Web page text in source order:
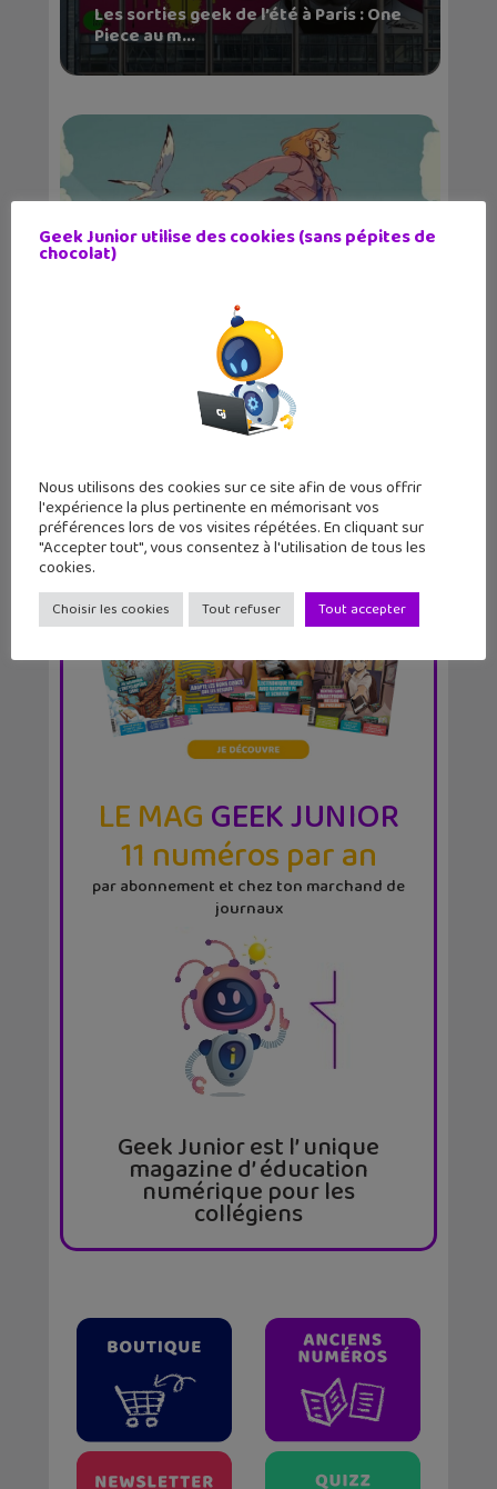
Les sorties geek de l’été à Paris : One
Piece au m...
Lecture d’été 2026 #6 : Là où danse le
LE MAGGEEK JUNIOR
11 numéros par an
par abonnement et chez ton marchand de
journaux
Geek Junior est l’ unique
magazine d’ éducation
numérique pour les
collégiens
Geek Junior utilise des cookies (sans pépites de
chocolat)
Nous utilisons des cookies sur ce site afin de vous offrir
l'expérience la plus pertinente en mémorisant vos
préférences lors de vos visites répétées. En cliquant sur
"Accepter tout", vous consentez à l'utilisation de tous les
cookies.
Choisir les cookies Tout refuser Tout accepter